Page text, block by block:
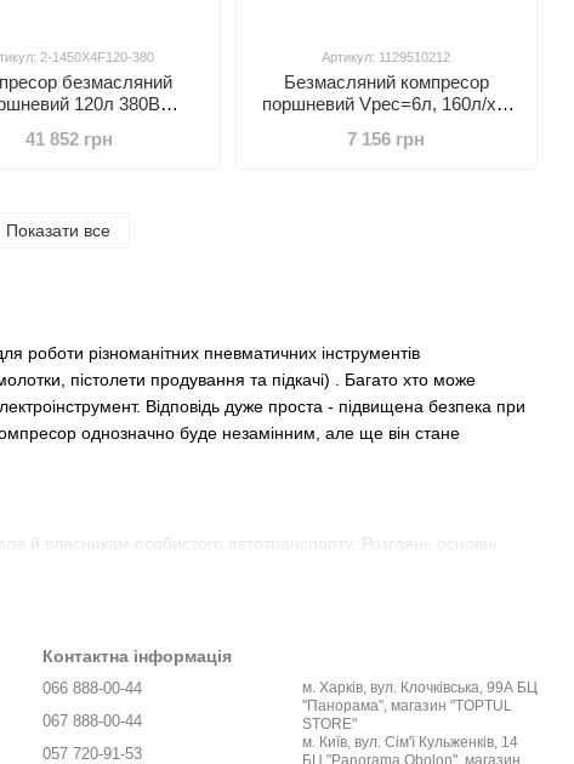
роботи різноманітних пневматичних інструментів
пістолети продування та підкачі) . Багато хто може
Відповідь дуже проста - підвищена безпека при
однозначно буде незамінним, але ще він стане
й власникам особистого автотранспорту. Розглянь основні
2-1450X4F120-380
безмасляний
120л 380В
41 852 грн
Артикул: 1129510212
Безмасляний компресор
поршневий Vрес=6л, 160л/хв,
7 156 грн
Показати все
Контактна інформація
066 888-00-44
067 888-00-44
057 720-91-53
м. Харків, вул. Клочківська, 99А БЦ
"Панорама", магазин "TOPTUL
STORE"
м. Київ, вул. Сім'ї Кульженків, 14
БЦ "Panorama Obolon", магазин